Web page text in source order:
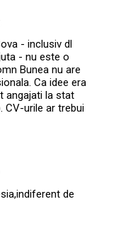
- inclusiv dl
- nu este o
Bunea nu are
Ca idee era
angajati la stat
CV-urile ar trebui
de